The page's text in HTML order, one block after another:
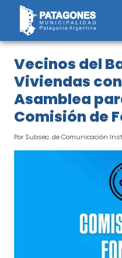
Saltar
contenido
Vecinos del
Viviendas
Asamblea
Comisión de
Por Subsec. de Comunicación